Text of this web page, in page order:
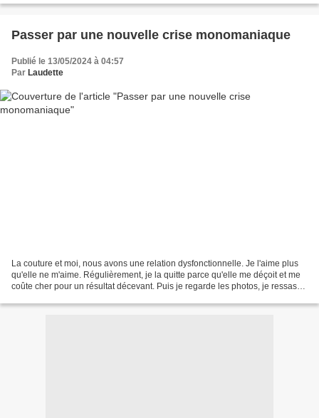
Passer par une nouvelle crise monomaniaque
Publié le 13/05/2024 à 04:57
Par Laudette
La couture et moi, nous avons une relation dysfonctionnelle. Je l'aime plus
qu'elle ne m'aime. Régulièrement, je la quitte parce qu'elle me déçoit et me
coûte cher pour un résultat décevant. Puis je regarde les photos, je ressasse